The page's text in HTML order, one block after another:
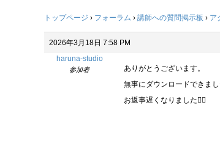
トップページ › フォーラム › 講師への質問掲示板 › ア
2026年3月18日 7:58 PM
haruna-studio
参加者
ありがとうございます。
無事にダウンロードできまし
お返事遅くなりました🙇‍♀️